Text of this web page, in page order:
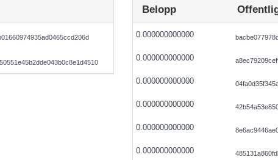
Belopp
0.000000000000
0.000000000000
0.000000000000
0.000000000000
0.000000000000
0.000000000000